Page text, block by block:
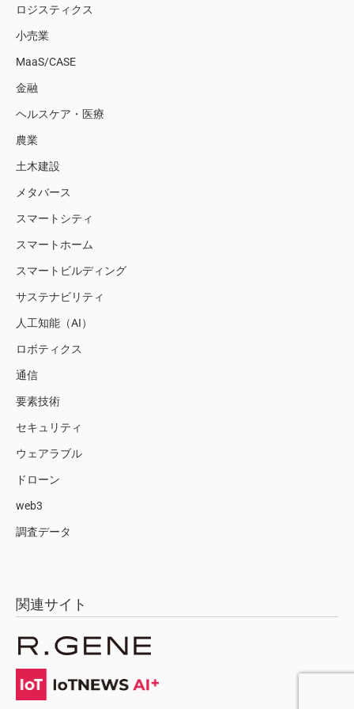
ロジスティクス
小売業
MaaS/CASE
金融
ヘルスケア・医療
農業
土木建設
メタバース
スマートシティ
スマートホーム
スマートビルディング
サステナビリティ
人工知能（AI）
ロボティクス
通信
要素技術
セキュリティ
ウェアラブル
ドローン
web3
調査データ
関連サイト